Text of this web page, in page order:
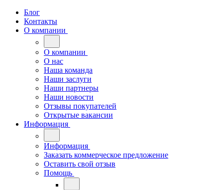
Блог
Контакты
О компании
О компании
О нас
Наша команда
Наши заслуги
Наши партнеры
Наши новости
Отзывы покупателей
Открытые вакансии
Информация
Информация
Заказать коммерческое предложение
Оставить свой отзыв
Помощь